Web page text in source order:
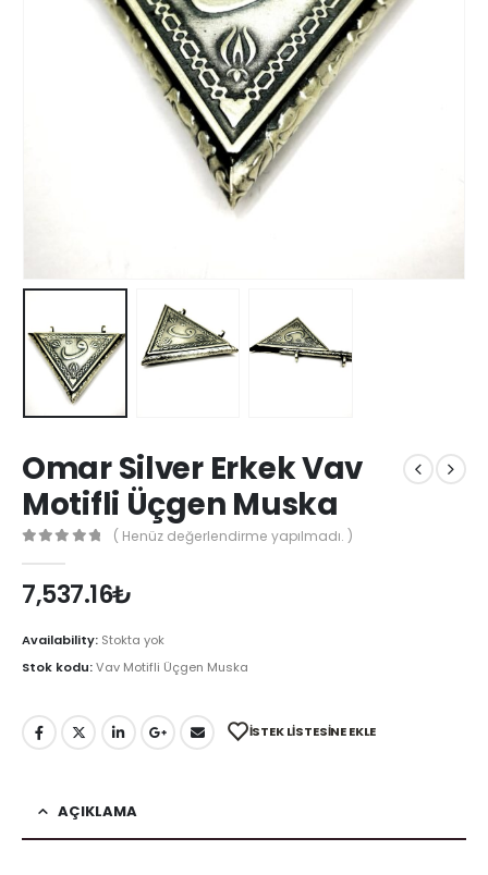
Omar Silver Erkek Vav
Motifli Üçgen Muska
( Henüz değerlendirme yapılmadı. )
7,537.16₺
Availability: Stokta yok
Stok kodu:Vav Motifli Üçgen Muska
İSTEK LISTESINE EKLE
AÇIKLAMA